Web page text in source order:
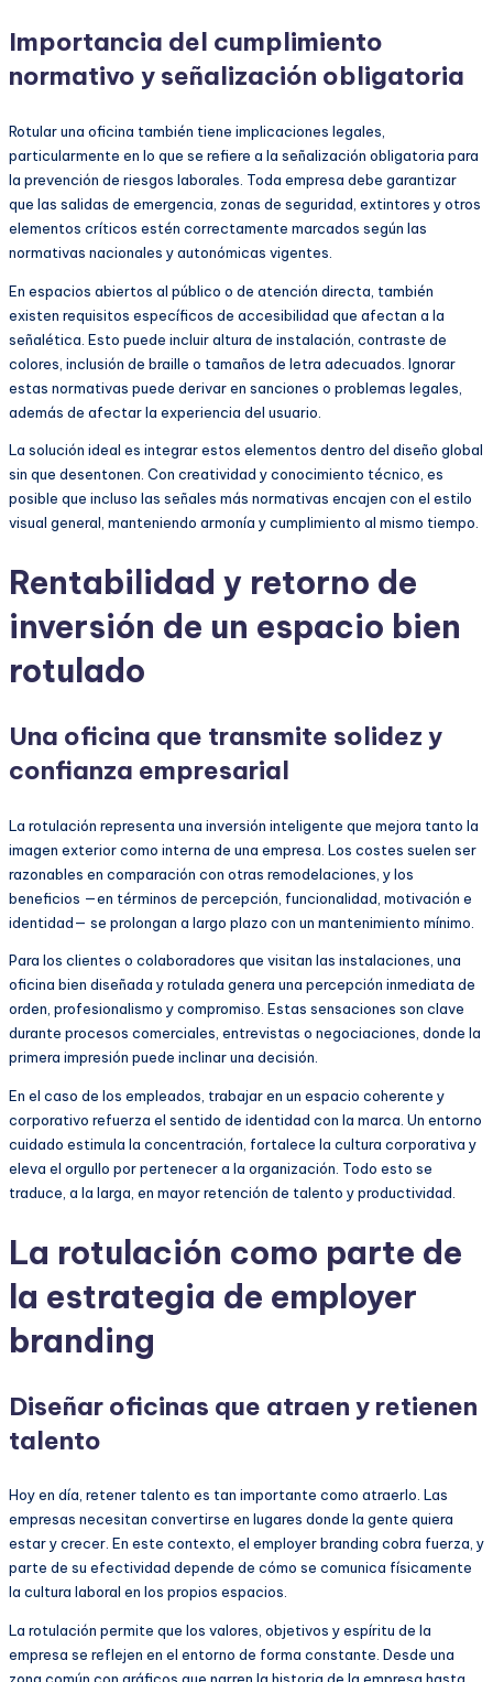
Importancia del cumplimiento
normativo y señalización obligatoria
Rotular una oficina también tiene implicaciones legales,
particularmente en lo que se refiere a la señalización obligatoria para
la prevención de riesgos laborales. Toda empresa debe garantizar
que las salidas de emergencia, zonas de seguridad, extintores y otros
elementos críticos estén correctamente marcados según las
normativas nacionales y autonómicas vigentes.
En espacios abiertos al público o de atención directa, también
existen requisitos específicos de accesibilidad que afectan a la
señalética. Esto puede incluir altura de instalación, contraste de
colores, inclusión de braille o tamaños de letra adecuados. Ignorar
estas normativas puede derivar en sanciones o problemas legales,
además de afectar la experiencia del usuario.
La solución ideal es integrar estos elementos dentro del diseño global
sin que desentonen. Con creatividad y conocimiento técnico, es
posible que incluso las señales más normativas encajen con el estilo
visual general, manteniendo armonía y cumplimiento al mismo tiempo.
Rentabilidad y retorno de
inversión de un espacio bien
rotulado
Una oficina que transmite solidez y
confianza empresarial
La rotulación representa una inversión inteligente que mejora tanto la
imagen exterior como interna de una empresa. Los costes suelen ser
razonables en comparación con otras remodelaciones, y los
beneficios —en términos de percepción, funcionalidad, motivación e
identidad— se prolongan a largo plazo con un mantenimiento mínimo.
Para los clientes o colaboradores que visitan las instalaciones, una
oficina bien diseñada y rotulada genera una percepción inmediata de
orden, profesionalismo y compromiso. Estas sensaciones son clave
durante procesos comerciales, entrevistas o negociaciones, donde la
primera impresión puede inclinar una decisión.
En el caso de los empleados, trabajar en un espacio coherente y
corporativo refuerza el sentido de identidad con la marca. Un entorno
cuidado estimula la concentración, fortalece la cultura corporativa y
eleva el orgullo por pertenecer a la organización. Todo esto se
traduce, a la larga, en mayor retención de talento y productividad.
La rotulación como parte de
la estrategia de employer
branding
Diseñar oficinas que atraen y retienen
talento
Hoy en día, retener talento es tan importante como atraerlo. Las
empresas necesitan convertirse en lugares donde la gente quiera
estar y crecer. En este contexto, el employer branding cobra fuerza, y
parte de su efectividad depende de cómo se comunica físicamente
la cultura laboral en los propios espacios.
La rotulación permite que los valores, objetivos y espíritu de la
empresa se reflejen en el entorno de forma constante. Desde una